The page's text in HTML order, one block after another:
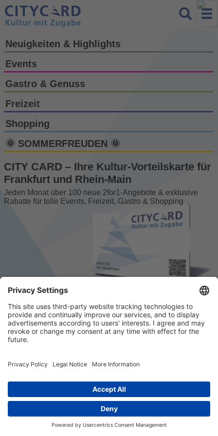
Neuigkeiten & Highlights
Events
Gastro & Genuss
Freizeit
Shopping
🌞 SOMMERFREUDEN 🌞
CITY CARD – Ihre Kultur-Vorteils­karte für
Frankfurt und Rhein-Main
Jeden Monat über 100 neue 2for1-Angebote & exklusive
Rabatte für tolle Events, Freizeit, Gastro & Shopping